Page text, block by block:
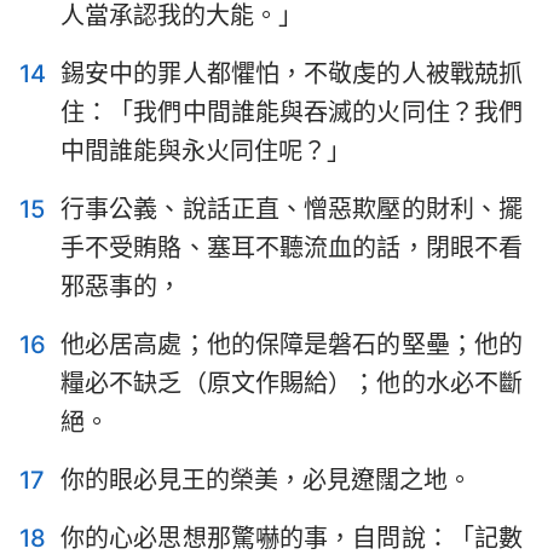
1 2 3 4 5 6
7
8
9 10 11 12 13
14
15
16
22
23 24 25 26 27
28
29
30 31 32 33 34
35
43
44 45 46 47 48
49
50
51 52 53 54 55
56
人當承認我的大能。」
14 錫安中的罪人都懼怕，不敬虔的人被戰兢抓
住：「我們中間誰能與吞滅的火同住？我們
中間誰能與永火同住呢？」
15 行事公義、說話正直、憎惡欺壓的財利、擺
手不受賄賂、塞耳不聽流血的話，閉眼不看
邪惡事的，
16 他必居高處；他的保障是磐石的堅壘；他的
糧必不缺乏（原文作賜給）；他的水必不斷
絕。
17 你的眼必見王的榮美，必見遼闊之地。
18 你的心必思想那驚嚇的事，自問說：「記數